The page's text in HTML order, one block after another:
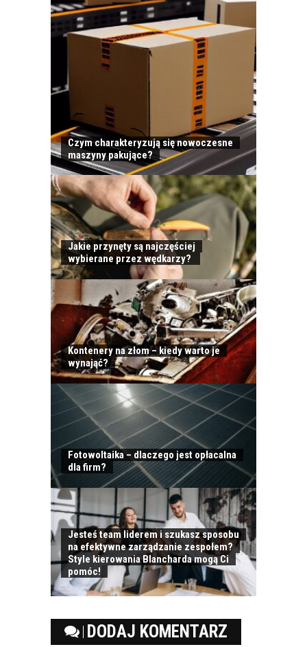
Czym charakteryzują się nowoczesne
maszyny pakujące?
Jakie przynęty są najczęściej
wybierane przez wędkarzy?
Kontenery na złom – kiedy warto je
wynająć?
Fotowoltaika – dlaczego jest opłacalna
dla firm?
Jesteś team liderem i szukasz sposobu
na efektywne zarządzanie zespołem?
Style kierowania Blancharda mogą Ci
pomóc!
DODAJ KOMENTARZ